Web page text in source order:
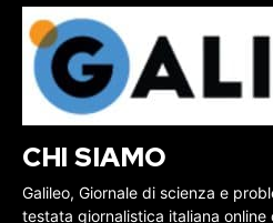
CHI SIAMO
Galileo, Giornale di scienza e
testata giornalistica italiana